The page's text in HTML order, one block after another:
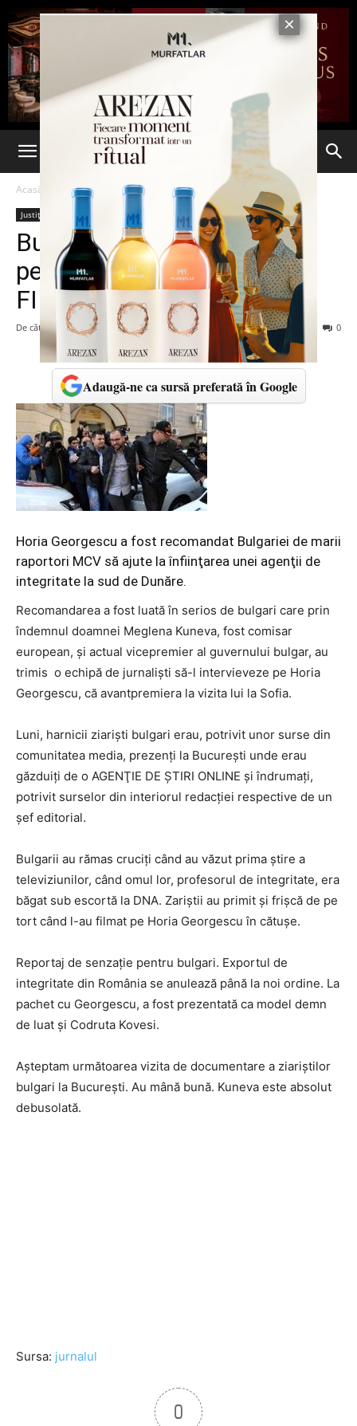
Acasă Justiție
Justiție
Bulgarii voiau să-l "importe"
pe Horia Georgescu! L-AU
FILMAT ÎN CĂTUŞE!
De către 7est - 17 martie 2015 0
Adaugă-ne ca sursă preferată în Google
Horia Georgescu a fost recomandat Bulgariei de marii
raportori MCV să ajute la înfiinţarea unei agenţii de
integritate la sud de Dunăre.
Recomandarea a fost luată în serios de bulgari care prin
îndemnul doamnei Meglena Kuneva, fost comisar
european, şi actual vicepremier al guvernului bulgar, au
trimis o echipă de jurnalişti să-l intervieveze pe Horia
Georgescu, că avantpremiera la vizita lui la Sofia.
Luni, harnicii ziarişti bulgari erau, potrivit unor surse din
comunitatea media, prezenţi la Bucureşti unde erau
găzduiţi de o AGENŢIE DE ŞTIRI ONLINE şi îndrumaţi,
potrivit surselor din interiorul redacţiei respective de un
şef editorial.
Bulgarii au rămas cruciţi când au văzut prima ştire a
televiziunilor, când omul lor, profesorul de integritate, era
băgat sub escortă la DNA. Zariştii au primit şi frişcă de pe
tort când l-au filmat pe Horia Georgescu în cătuşe.
Reportaj de senzaţie pentru bulgari. Exportul de
integritate din România se anulează până la noi ordine. La
pachet cu Georgescu, a fost prezentată ca model demn
de luat şi Codruta Kovesi.
Aşteptam următoarea vizita de documentare a ziariştilor
bulgari la Bucureşti. Au mână bună. Kuneva este absolut
debusolată.
Sursa: jurnalul
0